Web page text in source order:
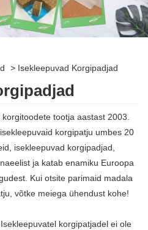
> Isekleepuvad Korgipadjad
tootja aastast 2003.
korgipatju umbes 20
isekleepuvad korgipadjad,
ja katab enamiku Euroopa
Kui otsite parimaid madala
võtke meiega ühendust kohe!
korgipatjadel ei ole